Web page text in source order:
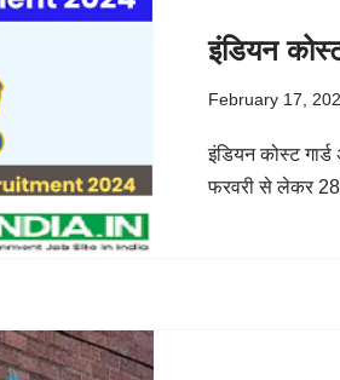
इंडियन
February 17,
इंडियन कोस्ट
फरवरी से लेकर 28